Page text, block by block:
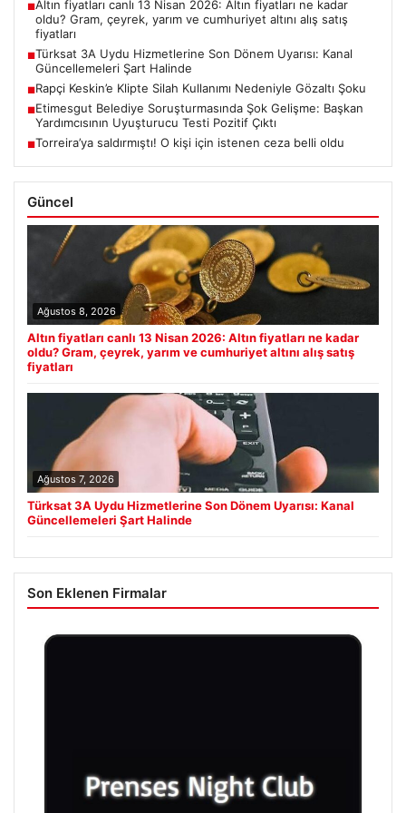
■Altın fiyatları canlı 13 Nisan 2026: Altın fiyatları ne kadar
oldu? Gram, çeyrek, yarım ve cumhuriyet altını alış satış
fiyatları
■Türksat 3A Uydu Hizmetlerine Son Dönem Uyarısı: Kanal
Güncellemeleri Şart Halinde
■Rapçi Keskin’e Klipte Silah Kullanımı Nedeniyle Gözaltı Şoku
■Etimesgut Belediye Soruşturmasında Şok Gelişme: Başkan
Yardımcısının Uyuşturucu Testi Pozitif Çıktı
■Torreira’ya saldırmıştı! O kişi için istenen ceza belli oldu
Güncel
Ağustos 8, 2026
Altın fiyatları canlı 13 Nisan 2026: Altın fiyatları ne kadar
oldu? Gram, çeyrek, yarım ve cumhuriyet altını alış satış
fiyatları
Ağustos 7, 2026
Türksat 3A Uydu Hizmetlerine Son Dönem Uyarısı: Kanal
Güncellemeleri Şart Halinde
Son Eklenen Firmalar